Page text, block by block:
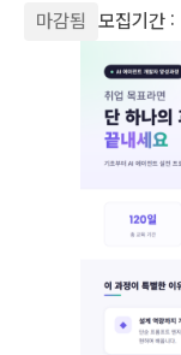
마감됨
모집기간 :